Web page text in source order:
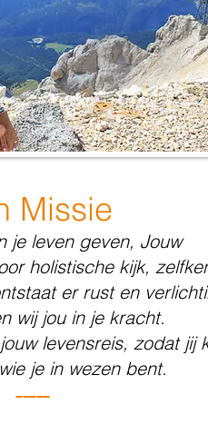
Missie
je leven geven, Jouw
holistische kijk,
er rust en
wij jou in je kracht.
levensreis, zodat jij
je in wezen bent.
-----